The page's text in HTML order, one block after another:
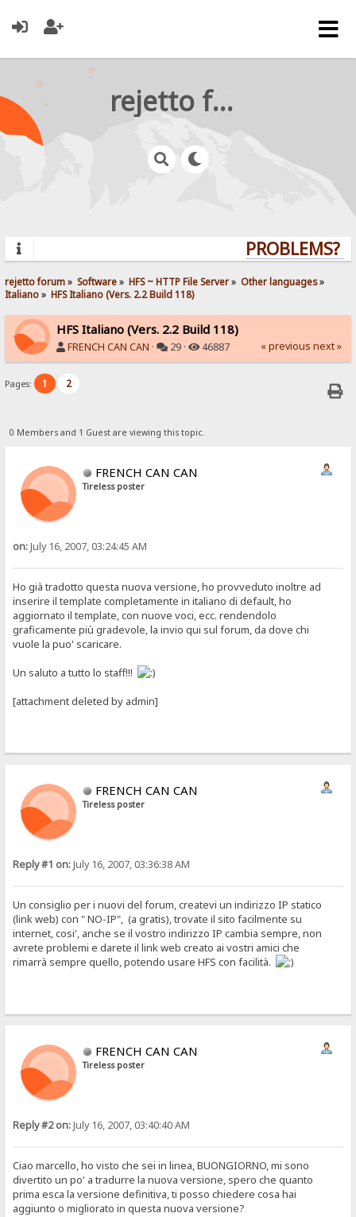
rejetto forum
PROBLEMS?
rejetto forum» Software» HFS ~ HTTP File Server» Other languages»
Italiano» HFS Italiano (Vers. 2.2 Build 118)
HFS Italiano (Vers. 2.2 Build 118)
FRENCH CAN CAN · 29 · 46887 « previous next »
Pages: 1 2
0 Members and 1 Guest are viewing this topic.
FRENCH CAN CAN
Tireless poster
on:July 16, 2007, 03:24:45 AM
Ho già tradotto questa nuova versione, ho provveduto inoltre ad
inserire il template completamente in italiano di default, ho
aggiornato il template, con nuove voci, ecc. rendendolo
graficamente più gradevole, la invio qui sul forum, da dove chi
vuole la puo' scaricare.
Un saluto a tutto lo staff!!!
[attachment deleted by admin]
FRENCH CAN CAN
Tireless poster
Reply #1 on:July 16, 2007, 03:36:38 AM
Un consiglio per i nuovi del forum, createvi un indirizzo IP statico
(link web) con " NO-IP", (a gratis), trovate il sito facilmente su
internet, cosi', anche se il vostro indirizzo IP cambia sempre, non
avrete problemi e darete il link web creato ai vostri amici che
rimarrà sempre quello, potendo usare HFS con facilità.
FRENCH CAN CAN
Tireless poster
Reply #2 on:July 16, 2007, 03:40:40 AM
Ciao marcello, ho visto che sei in linea, BUONGIORNO, mi sono
divertito un po' a tradurre la nuova versione, spero che quanto
prima esca la versione definitiva, ti posso chiedere cosa hai
aggiunto o migliorato in questa nuova versione?